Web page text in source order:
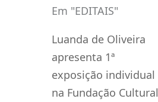
Em "EDITAIS"
Luanda de Oliveira
apresenta 1ª
exposição individual
na Fundação Cultural